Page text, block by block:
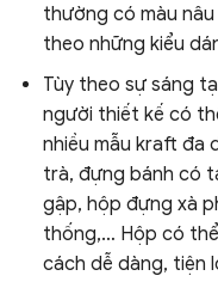
thường có màu
theo những kiểu
Tùy theo sự sáng
người thiết kế có
nhiều mẫu kraft đa
trà, đựng bánh có
gập, hộp đựng xà
thống,… Hộp có
cách dễ dàng, tiện